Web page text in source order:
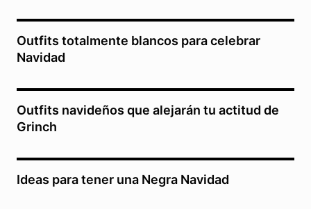
Outfits totalmente blancos para celebrar
Navidad
Outfits navideños que alejarán tu actitud de
Grinch
Ideas para tener una Negra Navidad